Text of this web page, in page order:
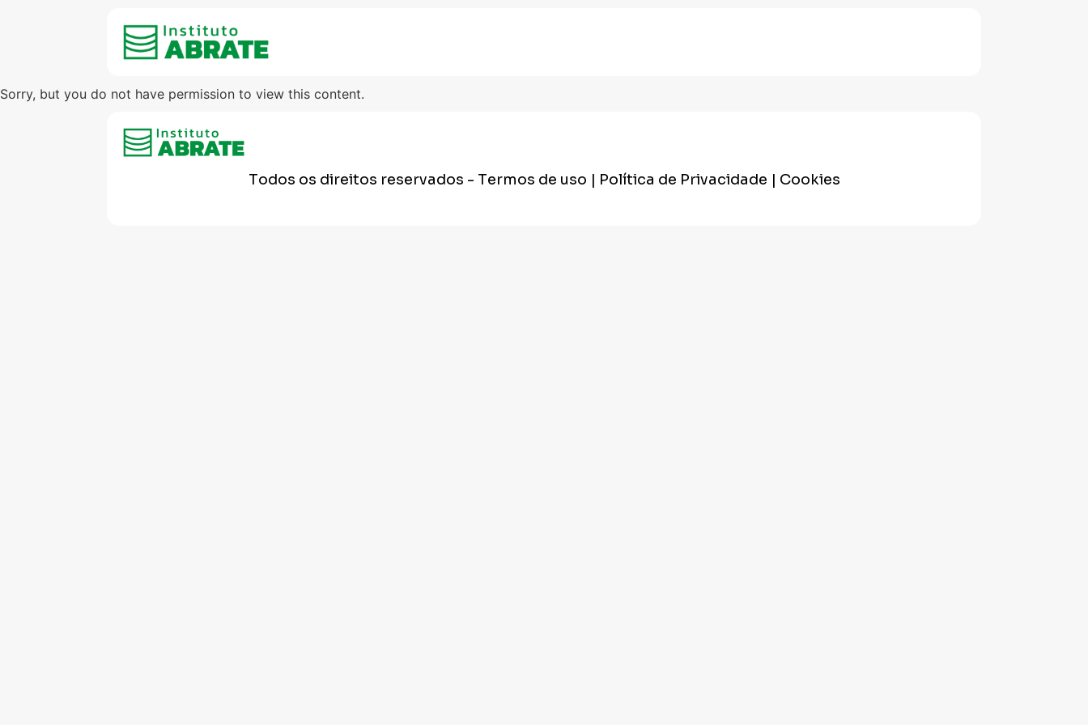
Sorry, but you do not have permission to view this content.
Todos os direitos reservados - Termos de uso | Política de Privacidade | Cookies